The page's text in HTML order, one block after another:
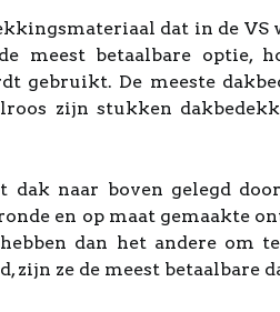
dat in de
meest betaalbare optie,
gebruikt. De meeste
zijn stukken
dak naar boven gelegd
en op maat gemaakte
dan het andere om
ze de meest betaalbare